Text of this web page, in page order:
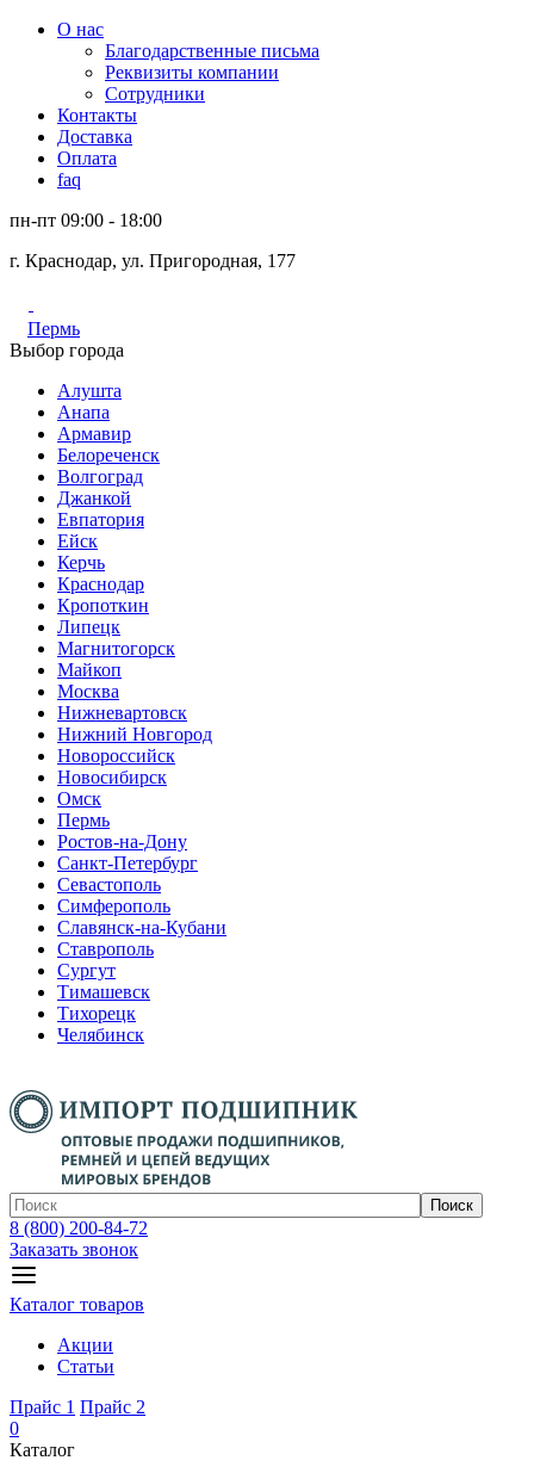
О нас
Благодарственные письма
Реквизиты компании
Сотрудники
Контакты
Доставка
Оплата
faq
пн-пт 09:00 - 18:00
г. Краснодар, ул. Пригородная, 177
Пермь
Выбор города
Алушта
Анапа
Армавир
Белореченск
Волгоград
Джанкой
Евпатория
Ейск
Керчь
Краснодар
Кропоткин
Липецк
Магнитогорск
Майкоп
Москва
Нижневартовск
Нижний Новгород
Новороссийск
Новосибирск
Омск
Пермь
Ростов-на-Дону
Санкт-Петербург
Севастополь
Симферополь
Славянск-на-Кубани
Ставрополь
Сургут
Тимашевск
Тихорецк
Челябинск
Поиск
8 (800) 200-84-72
Заказать звонок
Каталог товаров
Акции
Статьи
Прайс 1 Прайс 2
0
Каталог